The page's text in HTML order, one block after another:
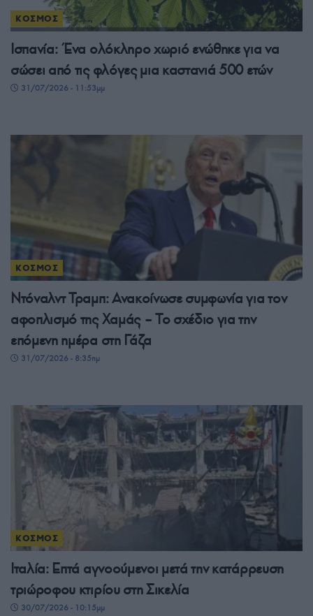
ΚΟΣΜΟΣ
Ισπανία: Ένα ολόκληρο χωριό ενώθηκε για να
σώσει από τις φλόγες μια καστανιά 500 ετών
31/07/2026 - 11:53μμ
ΚΟΣΜΟΣ
Ντόναλντ Τραμπ: Ανακοίνωσε συμφωνία για τον
αφοπλισμό της Χαμάς – Το σχέδιο για την
επόμενη ημέρα στη Γάζα
31/07/2026 - 8:35πμ
ΚΟΣΜΟΣ
Ιταλία: Επτά αγνοούμενοι μετά την κατάρρευση
τριώροφου κτιρίου στη Σικελία
30/07/2026 - 10:15μμ